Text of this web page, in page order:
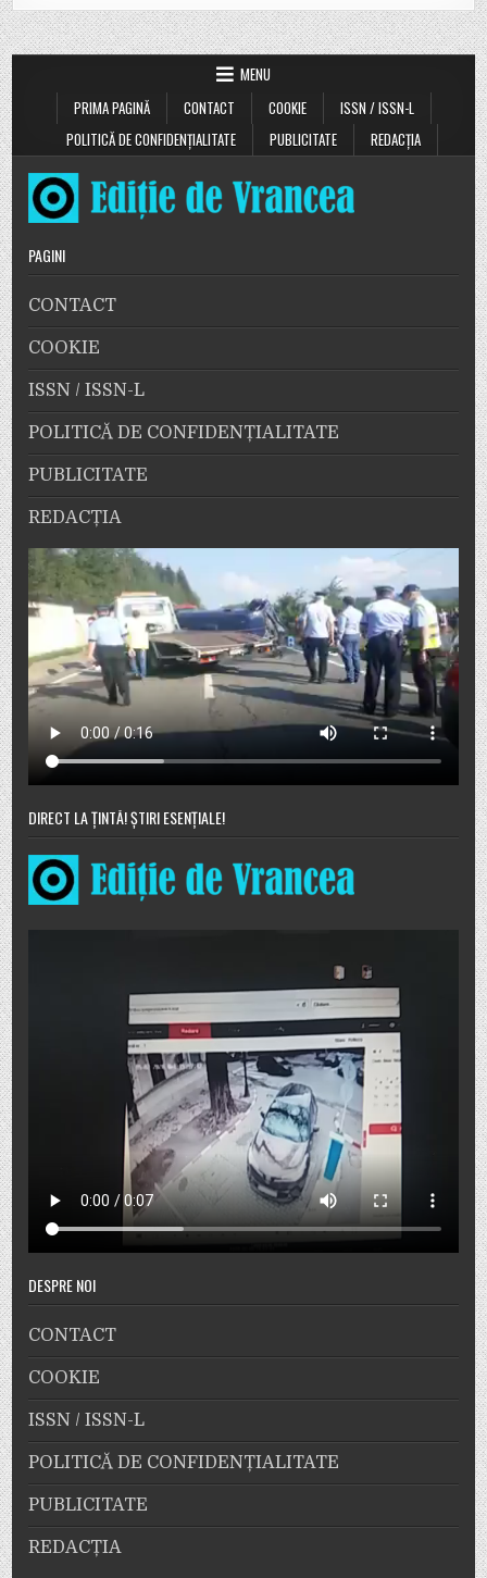
MENU
PRIMA PAGINĂ
CONTACT COOKIE
ISSN / ISSN-L
POLITICĂ DE CONFIDENȚIALITATE
PUBLICITATE REDACȚIA
PAGINI
CONTACT
COOKIE
ISSN / ISSN-L
POLITICĂ DE CONFIDENȚIALITATE
PUBLICITATE
REDACȚIA
DIRECT LA ȚINTĂ! ȘTIRI ESENȚIALE!
DESPRE NOI
CONTACT
COOKIE
ISSN / ISSN-L
POLITICĂ DE CONFIDENȚIALITATE
PUBLICITATE
REDACȚIA